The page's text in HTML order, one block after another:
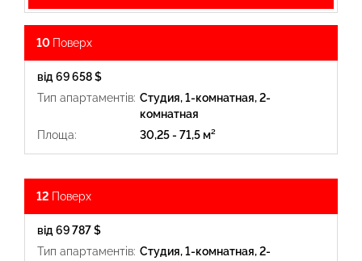
10 Поверх
від 69 658 $
Тип апартаментів: Студия, 1-комнатная, 2-
комнатная
Площа:
30,25 - 71,5 м²
12 Поверх
від 69 787 $
Тип апартаментів: Студия, 1-комнатная, 2-